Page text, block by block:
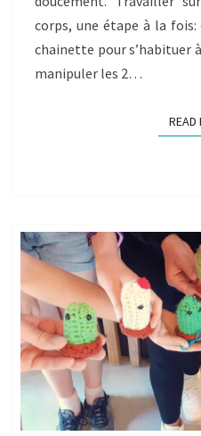
corps, une étape à la
chainette pour s’habituer
manipuler les 2…
READ